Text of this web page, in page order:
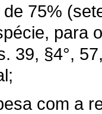
75%
para
39, §4°,
com a